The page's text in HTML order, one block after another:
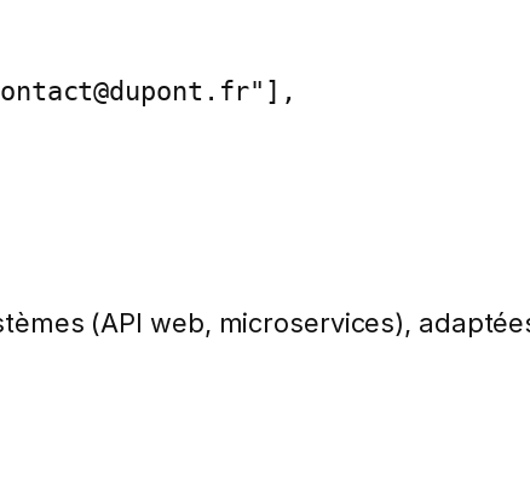
(API web, microservices),